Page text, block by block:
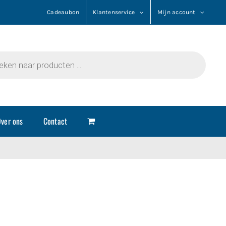
Cadeaubon Klantenservice Mijn account
ons Contact